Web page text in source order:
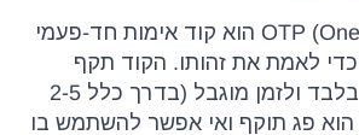
OTP (One-Time Password) הוא קוד אימות חד-פעמי
לאמת את זהותו. הקוד תקף
לשימוש חד-פעמי בלבד ולזמן מוגבל (בדרך כלל 2-5
הוא פג תוקף ואי אפשר להשתמש בו